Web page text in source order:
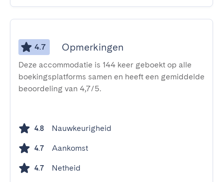
4.7 Opmerkingen
Deze accommodatie is 144 keer geboekt op alle
boekingsplatforms samen en heeft een gemiddelde
beoordeling van 4,7/5.
4.8 Nauwkeurigheid
4.7 Aankomst
4.7 Netheid